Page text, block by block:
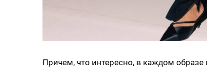
Причем, что интересно, в каждом